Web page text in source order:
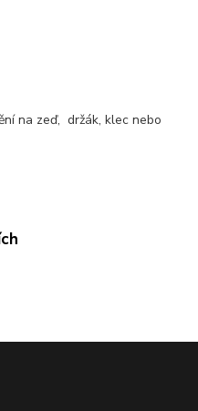
na zeď, držák, klec nebo